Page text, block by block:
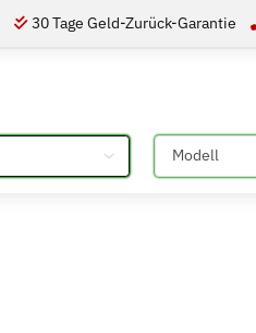
30 Tage Geld-Zurück-Garantie
Bitte auswählen